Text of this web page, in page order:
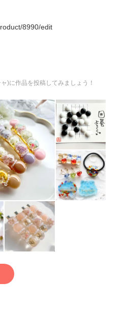
8990/edit
)に作品を投稿してみましょう！